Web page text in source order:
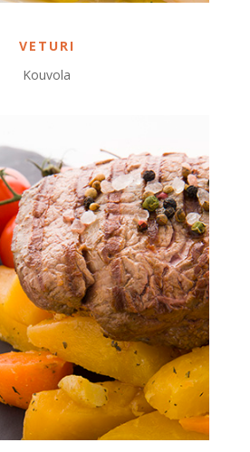
VETURI
Kouvola